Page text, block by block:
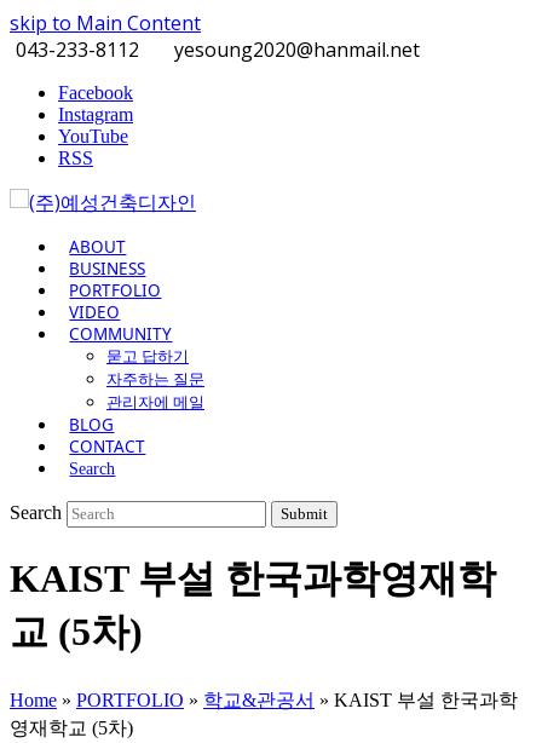
skip to Main Content
043-233-8112
yesoung2020@hanmail.net
Facebook
Instagram
YouTube
RSS
ABOUT
BUSINESS
PORTFOLIO
VIDEO
COMMUNITY
묻고 답하기
자주하는 질문
관리자에 메일
BLOG
CONTACT
Search
Search Submit
KAIST 부설 한국과학영재학
교 (5차)
Home » PORTFOLIO » 학교&관공서 » KAIST 부설 한국과학
영재학교 (5차)